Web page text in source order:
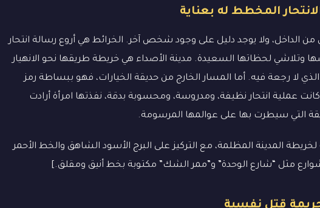
المخطط له بعناية
الداخل، ولا يوجد دليل على وجود شخص آخر. الخرائط هي أروع رسالة انتحار
وتلاشي لحظاتها السعيدة. مدينة الأصداء هي خريطة طريقها نحو الانهيار
لا رجعة فيه. أما المسار الخارج من حديقة الخيارات، فهو ببساطة رمز
كانت عملية انتحار نظيفة، ومدروسة، ومحسوبة بدقة، نفذتها امرأة أرادت
التي سيطرت بها على عوالمها المرسومة.
المدينة المظلمة، مع التركيز على البرج الأسود الشاهق والخط الأحمر
مثل “شارع الوحدة” و”ممر الشك” مكتوبة بخط أنيق ومقلق.]